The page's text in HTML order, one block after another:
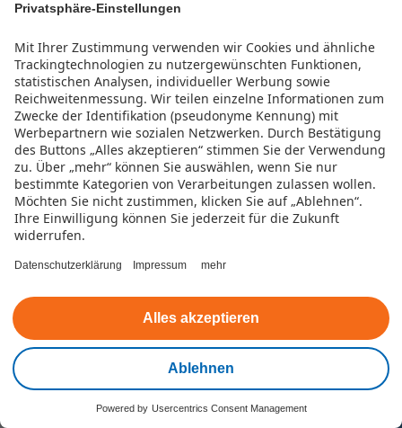
Privatsphäre-Einstellungen
Mit Ihrer Zustimmung verwenden wir Cookies und ähnliche
Trackingtechnologien zu nutzergewünschten Funktionen,
statistischen Analysen, individueller Werbung sowie
Reichweitenmessung. Wir teilen einzelne Informationen zum
Zwecke der Identifikation (pseudonyme Kennung) mit
Werbepartnern wie sozialen Netzwerken. Durch Bestätigung
des Buttons „Alles akzeptieren“ stimmen Sie der Verwendung
zu. Über „mehr“ können Sie auswählen, wenn Sie nur
bestimmte Kategorien von Verarbeitungen zulassen wollen.
Möchten Sie nicht zustimmen, klicken Sie auf „Ablehnen“.
Ihre Einwilligung können Sie jederzeit für die Zukunft
widerrufen.
Datenschutzerklärung Impressum mehr
Ablehnen
Alles akzeptieren
Powered by Usercentrics Consent Management
DaseKomi-Siegelist eine bedeutende
Auszeichnung für herausragende
Kundenerfahrungen und Transparenz. der
faire Credit wurde von eKomi, dem
führenden Anbieter für unabhängige
Bewertungen in Europa, mit
Bewertungen.
unabhängigen Auszeichnungen und ist
Partner von Google. In den letzten 12
Monaten haben wir dasgoldene eKomi-
erhalten, was unsere hohe